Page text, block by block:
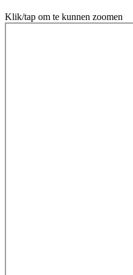
Klik/tap om te kunnen zoomen